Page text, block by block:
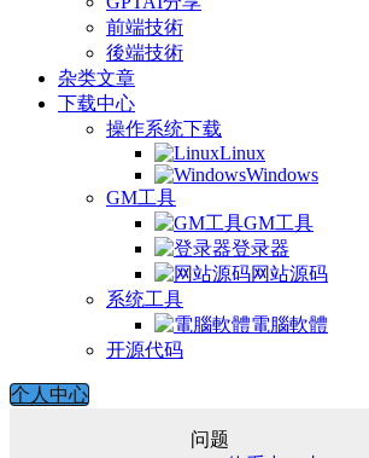
前端技術
後端技術
杂类文章
下载中心
操作系统下载
Linux
Windows
GM工具
GM工具
登录器
网站源码
系统工具
電腦軟體
开源代码
个人中心
问题